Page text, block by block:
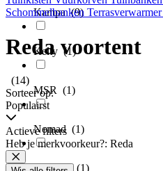
Kampa(9)
Kelty(1)
MSR (1)
Nomad (1)
Noname (1)
Schommelbanken Terrasverwarmer
Reda voortent
(14)
Sorteer op:
Populairst
Actieve filters
Heb je merkvoorkeur?: Reda